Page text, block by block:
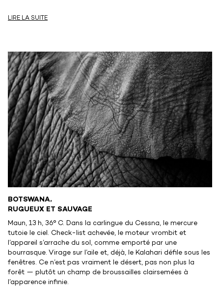
LIRE LA SUITE
BOTSWANA,
RUGUEUX ET SAUVAGE
Maun, 13 h, 36° C. Dans la carlingue du Cessna, le mercure
tutoie le ciel. Check-list achevée, le moteur vrombit et
l’appareil s’arrache du sol, comme emporté par une
bourrasque. Virage sur l’aile et, déjà, le Kalahari défile sous les
fenêtres. Ce n’est pas vraiment le désert, pas non plus la
forêt — plutôt un champ de broussailles clairsemées à
l’apparence infinie.